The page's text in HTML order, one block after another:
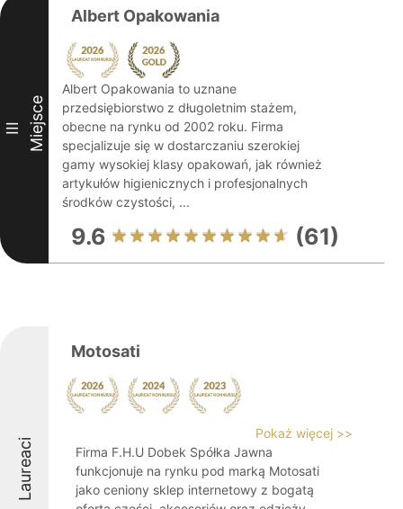
III Miejsce
Albert Opakowania
Albert Opakowania to uznane
przedsiębiorstwo z długoletnim stażem,
obecne na rynku od 2002 roku. Firma
specjalizuje się w dostarczaniu szerokiej
gamy wysokiej klasy opakowań, jak również
artykułów higienicznych i profesjonalnych
środków czystości, ...
9.6 (61)
Laureaci
Motosati
Pokaż więcej >>
Firma F.H.U Dobek Spółka Jawna
funkcjonuje na rynku pod marką Motosati
jako ceniony sklep internetowy z bogatą